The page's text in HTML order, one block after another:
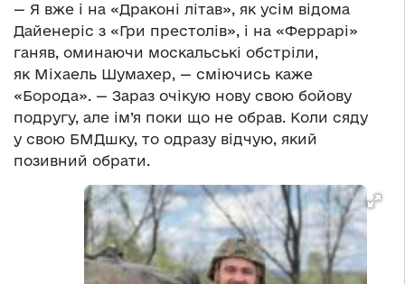
— Я вже і на «Драконі літав», як усім відома
Дайенеріс з «Гри престолів», і на «Феррарі»
ганяв, оминаючи москальські обстріли,
як Міхаель Шумахер, — сміючись каже
«Борода». — Зараз очікую нову свою бойову
подругу, але ім’я поки що не обрав. Коли сяду
у свою БМДшку, то одразу відчую, який
позивний обрати.